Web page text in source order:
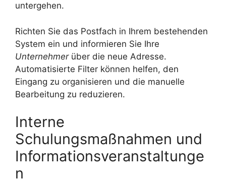
untergehen.
Richten Sie das Postfach in Ihrem bestehenden
System ein und informieren Sie Ihre
Unternehmerüber die neue Adresse.
Automatisierte Filter können helfen, den
Eingang zu organisieren und die manuelle
Bearbeitung zu reduzieren.
Interne
Schulungsmaßnahmen und
Informationsveranstaltunge
n